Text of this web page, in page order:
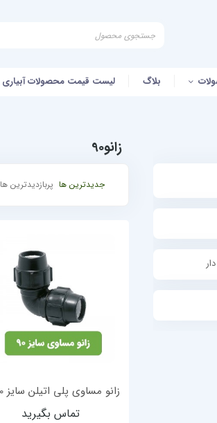
بلاگ لیست قیمت محصولات آبیاری
زانو90
جدیدترین ها پربازدیدترین ها
زانو مساوی پلی اتیلن سایز 90*90
تماس بگیرید